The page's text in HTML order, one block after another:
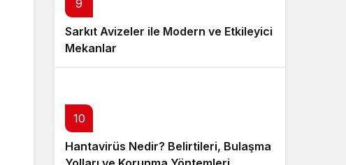
9
Sarkıt Avizeler ile Modern ve Etkileyici
Mekanlar
10
Hantavirüs Nedir? Belirtileri, Bulaşma